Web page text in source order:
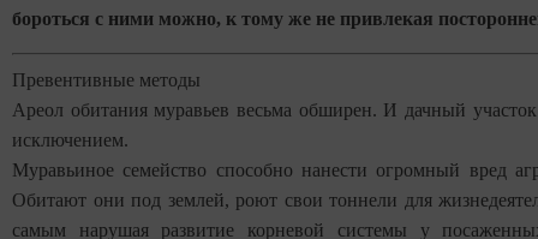
бороться с ними можно, к тому же не привлекая
Превентивные методы
Ареол обитания муравьев весьма обширен. И дачный участок
исключением.
Муравьиное семейство способно нанести огромный вред
Обитают они под землей, роют свои тоннели для
самым нарушая развитие корневой системы у